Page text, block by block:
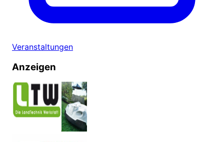
Veranstaltungen
Anzeigen